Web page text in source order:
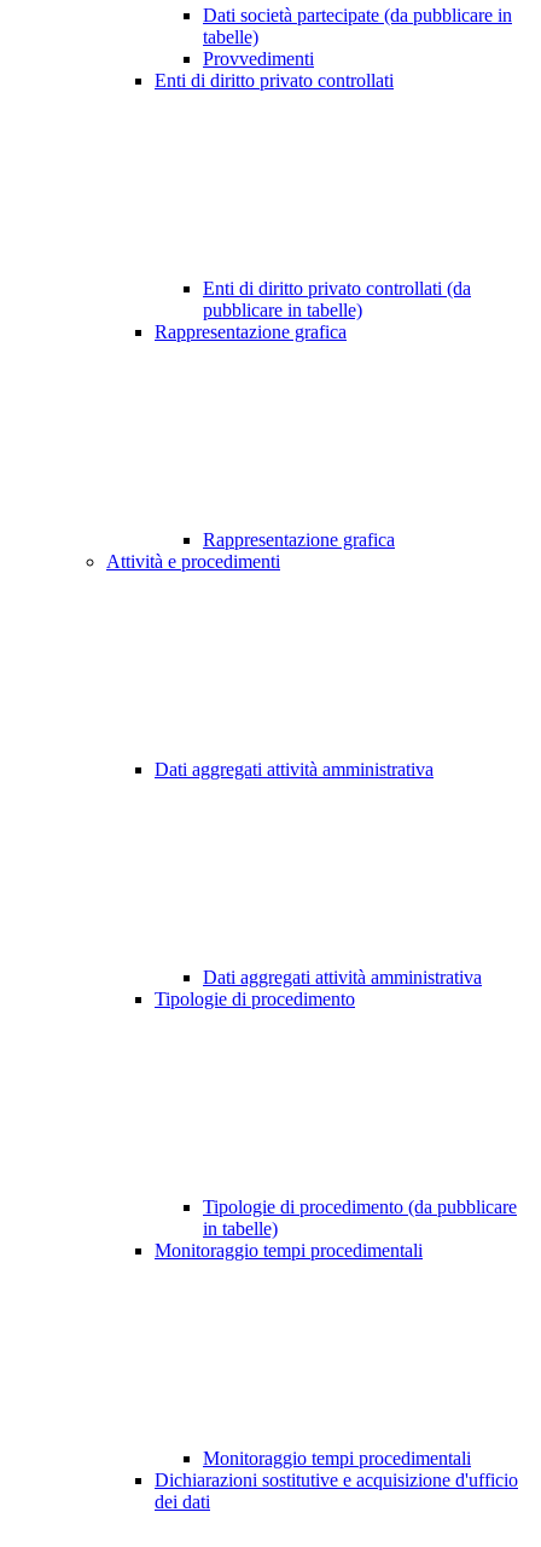
Dati società partecipate (da pubblicare in
tabelle)
Provvedimenti
Enti di diritto privato controllati
Enti di diritto privato controllati (da
pubblicare in tabelle)
Rappresentazione grafica
Rappresentazione grafica
Attività e procedimenti
Dati aggregati attività amministrativa
Dati aggregati attività amministrativa
Tipologie di procedimento
Tipologie di procedimento (da pubblicare
in tabelle)
Monitoraggio tempi procedimentali
Monitoraggio tempi procedimentali
Dichiarazioni sostitutive e acquisizione d'ufficio
dei dati